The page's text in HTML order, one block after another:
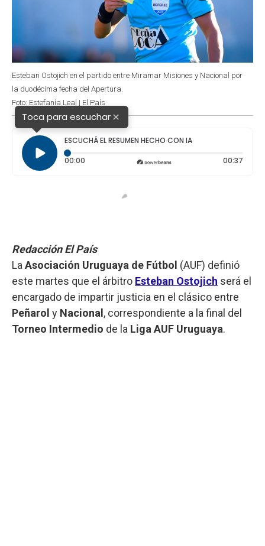
Esteban Ostojich en el partido entre Miramar Misiones y Nacional por
la duodécima fecha del Apertura.
Foto: Estefanía Leal | El País
Toca para escuchar×
ESCUCHÁ EL RESUMEN HECHO CON IA
00:00 Tiempo transcurrido: 0 segundos 00:37
Redacción El País
La Asociación Uruguaya de Fútbol (AUF) definió
este martes que el árbitro Esteban Ostojich será el
encargado de impartir justicia en el clásico entre
Peñarol y Nacional , correspondiente a la final del
Torneo Intermedio de la Liga AUF Uruguaya.